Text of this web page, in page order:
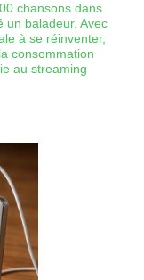
chansons dans
un baladeur. Avec
à se réinventer,
consommation
au streaming